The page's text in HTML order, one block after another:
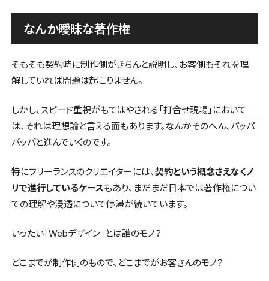
なんか曖昧な著作権
そもそも契約時に制作側がきちんと説明し、お客側もそれを理
解していれば問題は起こりません。
しかし、スピード重視がもてはやされる「打合せ現場」において
は、それは理想論と言える面もあります。なんかそのへん、パッパ
パッパと進んでいくのです。
特にフリーランスのクリエイターには、契約という概念さえなくノ
リで進行しているケースもあり、まだまだ日本では著作権につい
ての理解や浸透について停滞が続いています。
いったい「Webデザイン」とは誰のモノ？
どこまでが制作側のもので、どこまでがお客さんのモノ？